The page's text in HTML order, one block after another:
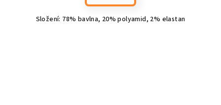
Složení: 78% bavlna, 20% polyamid, 2% elastan